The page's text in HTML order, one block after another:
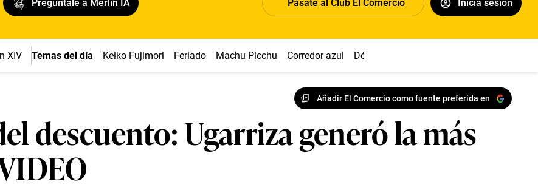
Pregúntale a Merlín IA Pásate al Club El Comercio Inicia sesión
XIV Temas del día Keiko Fujimori Feriado Machu Picchu Corredor azul Dólar
Añadir El Comercio como fuente preferida en
descuento: Ugarriza generó la más